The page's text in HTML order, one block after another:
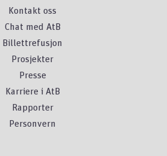
Kontakt oss
Chat med AtB
Billettrefusjon
Prosjekter
Presse
Karriere i AtB
Rapporter
Personvern